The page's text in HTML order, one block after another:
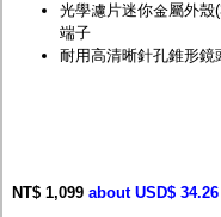
光學濾片迷你金屬外殼
端子
耐用高清晰針孔錐形鏡
NT$ 1,099 about USD$ 34.26